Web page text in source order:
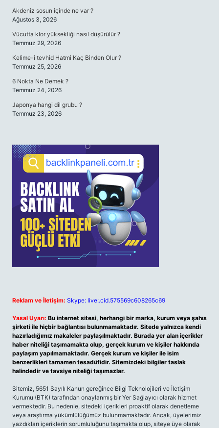
Akdeniz sosun içinde ne var ?
Ağustos 3, 2026
Vücutta klor yüksekliği nasıl düşürülür ?
Temmuz 29, 2026
Kelime-i tevhid Hatmi Kaç Binden Olur ?
Temmuz 25, 2026
6 Nokta Ne Demek ?
Temmuz 24, 2026
Japonya hangi dil grubu ?
Temmuz 23, 2026
Reklam ve İletişim: Skype: live:.cid.575569c608265c69
Yasal Uyarı: Bu internet sitesi, herhangi bir marka, kurum veya şahıs
şirketi ile hiçbir bağlantısı bulunmamaktadır. Sitede yalnızca kendi
hazırladığımız makaleler paylaşılmaktadır. Burada yer alan içerikler
haber niteliği taşımamakta olup, gerçek kurum ve kişiler hakkında
paylaşım yapılmamaktadır. Gerçek kurum ve kişiler ile isim
benzerlikleri tamamen tesadüfidir. Sitemizdeki bilgiler taslak
halindedir ve tavsiye niteliği taşımazlar.
Sitemiz, 5651 Sayılı Kanun gereğince Bilgi Teknolojileri ve İletişim
Kurumu (BTK) tarafından onaylanmış bir Yer Sağlayıcı olarak hizmet
vermektedir. Bu nedenle, sitedeki içerikleri proaktif olarak denetleme
veya araştırma yükümlülüğümüz bulunmamaktadır. Ancak, üyelerimiz
yazdıkları içeriklerin sorumluluğunu taşımakta olup, siteye üye olarak